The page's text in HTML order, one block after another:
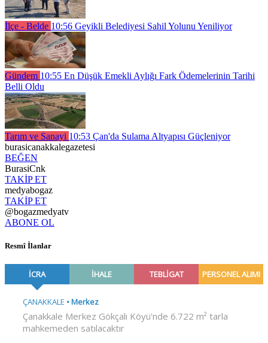
İlçe - Belde 10:56 Geyikli Belediyesi Sahil Yolunu Yeniliyor
Gündem 10:55 En Düşük Emekli Aylığı Fark Ödemelerinin Tarihi
Belli Oldu
Tarım ve Sanayi 10:53 Çan'da Sulama Altyapısı Güçleniyor
burasicanakkalegazetesi
BEĞEN
BurasiCnk
TAKİP ET
medyabogaz
TAKİP ET
@bogazmedyatv
ABONE OL
Resmî İlanlar